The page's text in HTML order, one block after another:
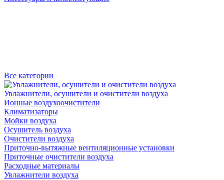
Все категории
Увлажнители, осушители и очистители воздуха
Ионные воздухоочистители
Климатизаторы
Мойки воздуха
Осушитель воздуха
Очистители воздуха
Приточно-вытяжные вентиляционные установки
Приточные очистители воздуха
Расходные материалы
Увлажнители воздуха